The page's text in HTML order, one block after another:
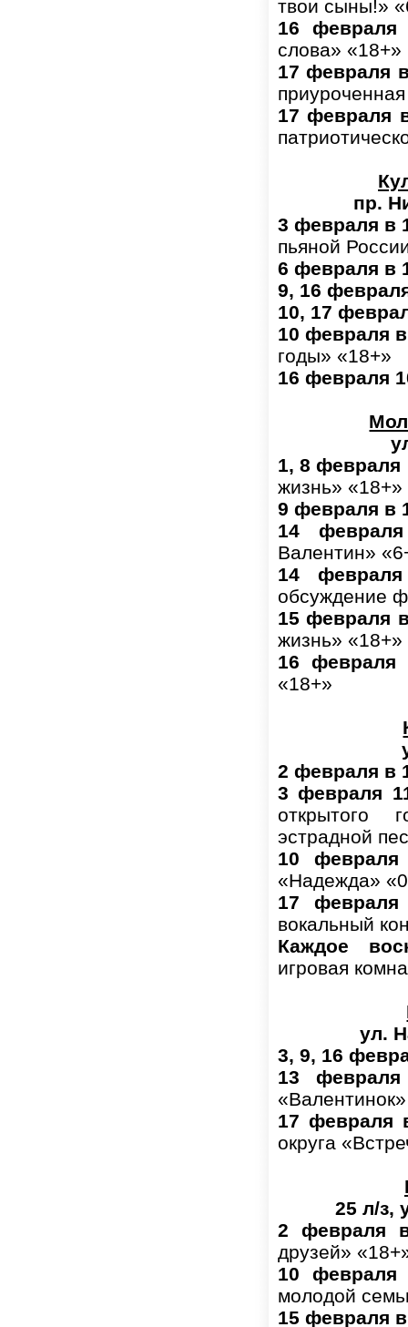
твои сыны!»
16 февраля
слова» «18+»
17 февраля
17 февраля
пр.
3 февраля в
пьяной
6 февраля в
9, 16
10, 17
10 февраля
годы» «18+»
16 февраля
1, 8 февраля
жизнь» «18+»
9 февраля в
14 февраля
Валентин»
14 февраля
обсуждение
15 февраля
жизнь» «18+»
16 февраля
«18+»
2 февраля в
3 февраля
открытого
эстрадной
10
«Надежда»
17
вокальный
Каждое
игровая
ул.
3, 9, 16
13
17 февраля
округа
25 л/з,
2 февраля
друзей»
10 февраля
молодой
15 февраля